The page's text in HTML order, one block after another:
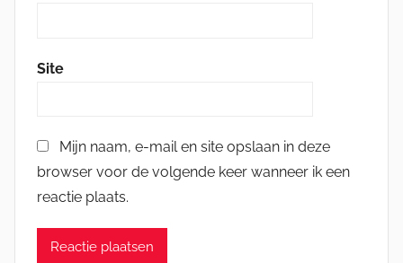
Site
Mijn naam, e-mail en site opslaan in deze
browser voor de volgende keer wanneer ik een
reactie plaats.